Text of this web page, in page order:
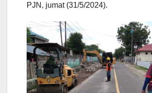
PJN, jumat (31/5/2024).